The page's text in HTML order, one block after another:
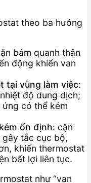
theo ba hướng
bám quanh thân
động khiến van
tại vùng làm việc:
độ dung dịch;
ứng có thể kém
ổn định: cặn
tắc cục bộ,
khiến thermostat
bất lợi liên tục.
như “van